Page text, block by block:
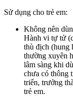
Sử dụng cho trẻ em:
Không nên
Hành vi tự tử
thù địch (hung
thường xuyên
lâm sàng khi
chưa có thông
triển, trưởng
trẻ em.